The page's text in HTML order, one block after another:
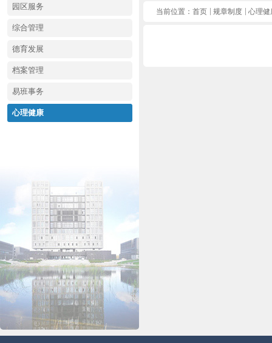
园区服务
综合管理
德育发展
档案管理
易班事务
心理健康
当前位置： 首页 规章制度 心理健